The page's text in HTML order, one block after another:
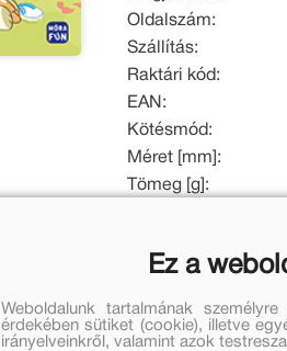
Oldalszám:
Szállítás:
Raktári kód:
EAN:
Kötésmód:
Méret [mm]:
Tömeg [g]:
5 999 Ft
Árkötött termék
Ez a
Weboldalunk tartalmának
érdekében sütiket (cookie), illetve
irányelveinkről, valamint azok